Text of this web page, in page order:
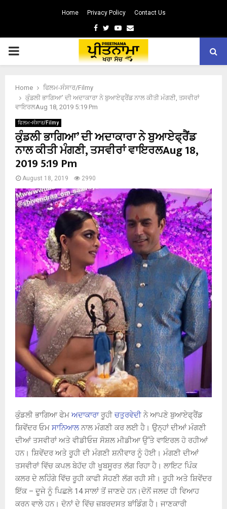
Home Privacy Policy Contact Us
Facebook
TwitterYoutube
Email
PRIMARY
Home
ਫਿਲਮ-ਸੰਸਾਰ/Filmy
ਕੁੰਡਲੀ ਭਾਗਿਆ’ ਦੀ ਅਦਾਕਾਰਾ ਨੇ ਬੁਆਏਫ੍ਰੈਂਡ ਨਾਲ ਕੀਤੀ ਮੰਗਣੀ, ਤਸਵੀਰਾਂ
ਵਾਇਰਲAug 18, 2019 5:19 Pm
ਫਿਲਮ-ਸੰਸਾਰ/Filmy
ਕੁੰਡਲੀ ਭਾਗਿਆ’ ਦੀ ਅਦਾਕਾਰਾ ਨੇ ਬੁਆਏਫ੍ਰੈਂਡ
ਨਾਲ ਕੀਤੀ ਮੰਗਣੀ, ਤਸਵੀਰਾਂ ਵਾਇਰਲAug 18,
2019 5:19 Pm
August 18, 2019 2990
ਕੁੰਡਲੀ ਭਾਗਿਆ ਫੇਮ ਅਦਾਕਾਰਾਰੂਹੀ ਚਤੁਰਵੇਦੀ ਨੇ ਆਪਣੇ ਬੁਆਏਫ੍ਰੈਂਡ
ਸ਼ਿਵੇਂਦਰ ਓਮ ਸਾਨਿਆਲਨਾਲ ਮੰਗਣੀ ਕਰ ਲਈ ਹੈ। ਉਨ੍ਹਾਂ ਦੀਆਂ ਮੰਗਣੀ
ਦੀਆਂ ਤਸਵੀਰਾਂ ਅਤੇ ਵੀਡੀਓਜ਼ ਸੋਸ਼ਲ ਮੀਡੀਆ ਉੱਤੇ ਵਾਇਰਲ ਹੋ ਰਹੀਆਂ
ਹਨ। ਸ਼ਿਵੇਂਦਰ ਅਤੇ ਰੂਹੀ ਦੀ ਮੰਗਣੀ ਸ਼ਨੀਵਾਰ ਨੂੰ ਹੋਈ। ਮੰਗਣੀ ਦੀਆਂ
ਤਸਵੀਰਾਂ ਵਿੱਚ ਕਪਲ ਬੇਹੱਦ ਹੀ ਖੂਬਸੂਰਤ ਲੱਗ ਰਿਹਾ ਹੈ। ਲਾਇਟ ਪਿੰਕ
ਕਲਰ ਦੇ ਲਹਿੰਗੇ ਵਿੱਚ ਰੂਹੀ ਕਾਫੀ ਸੋਹਣੀ ਲੱਗ ਰਹੀ ਸੀ। ਰੂਹੀ ਅਤੇ ਸ਼ਿਵੇਂਦਰ
ਇੱਕ – ਦੂਜੇ ਨੂੰ ਪਿਛਲੇ 14 ਸਾਲਾਂ ਤੋਂ ਜਾਣਦੇ ਹਨ।ਦੋਨੋਂ ਜਲਦ ਹੀ ਵਿਆਹ
ਕਰਨ ਵਾਲੇ ਹਨ। ਦੋਨਾਂ ਦੇ ਵਿੱਚ ਜ਼ਬਰਦਸਤ ਬਾਂਡਿੰਗ ਹੈ। ਜਾਣਕਾਰੀ